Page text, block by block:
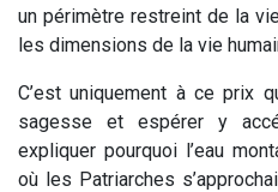
un périmètre restreint de la
les dimensions de la vie
C’est uniquement à ce prix
sagesse et espérer y
expliquer pourquoi l’eau
où les Patriarches